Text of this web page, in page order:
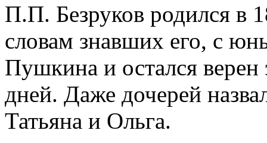
П.П. Безруков родился в
словам знавших его, с
Пушкина и остался
дней. Даже дочерей
Татьяна и Ольга.